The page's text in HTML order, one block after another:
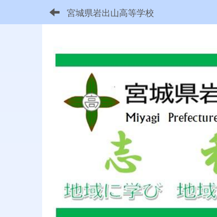
宮城県岩出山高等学校